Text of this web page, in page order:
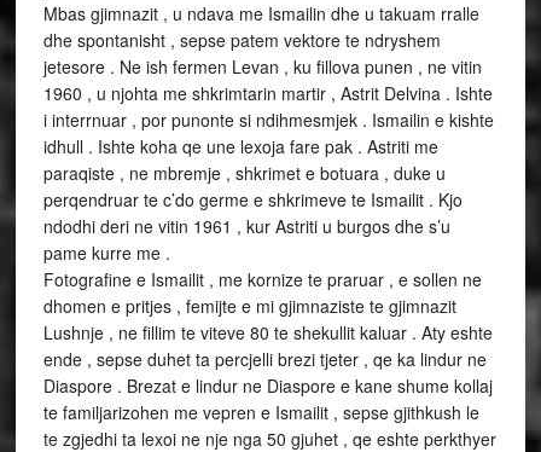
Mbas gjimnazit , u ndava me Ismailin dhe u takuam rralle
dhe spontanisht , sepse patem vektore te ndryshem
jetesore . Ne ish fermen Levan , ku fillova punen , ne vitin
1960 , u njohta me shkrimtarin martir , Astrit Delvina . Ishte
i interrnuar , por punonte si ndihmesmjek . Ismailin e kishte
idhull . Ishte koha qe une lexoja fare pak . Astriti me
paraqiste , ne mbremje , shkrimet e botuara , duke u
perqendruar te c’do germe e shkrimeve te Ismailit . Kjo
ndodhi deri ne vitin 1961 , kur Astriti u burgos dhe s’u
pame kurre me .
Fotografine e Ismailit , me kornize te praruar , e sollen ne
dhomen e pritjes , femijte e mi gjimnaziste te gjimnazit
Lushnje , ne fillim te viteve 80 te shekullit kaluar . Aty eshte
ende , sepse duhet ta percjelli brezi tjeter , qe ka lindur ne
Diaspore . Brezat e lindur ne Diaspore e kane shume kollaj
te familjarizohen me vepren e Ismailit , sepse gjithkush le
te zgjedhi ta lexoi ne nje nga 50 gjuhet , qe eshte perkthyer